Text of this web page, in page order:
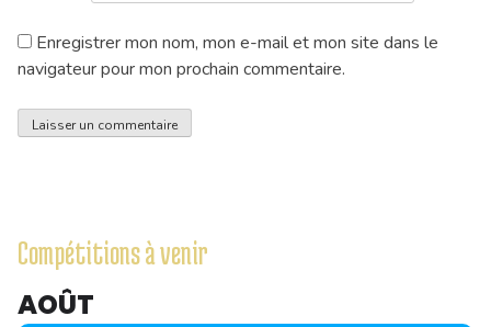
Enregistrer mon nom, mon e-mail et mon site dans le
navigateur pour mon prochain commentaire.
Compétitions à venir
AOÛT